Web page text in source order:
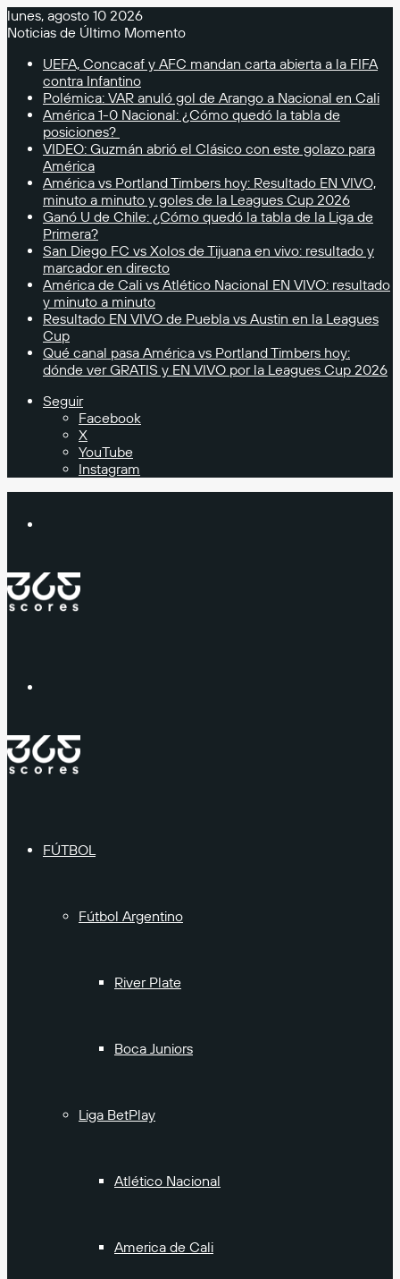
lunes, agosto 10 2026
Noticias de Último Momento
UEFA, Concacaf y AFC mandan carta abierta a la FIFA
contra Infantino
Polémica: VAR anuló gol de Arango a Nacional en Cali
América 1-0 Nacional: ¿Cómo quedó la tabla de
posiciones?
VIDEO: Guzmán abrió el Clásico con este golazo para
América
América vs Portland Timbers hoy: Resultado EN VIVO,
minuto a minuto y goles de la Leagues Cup 2026
Ganó U de Chile: ¿Cómo quedó la tabla de la Liga de
Primera?
San Diego FC vs Xolos de Tijuana en vivo: resultado y
marcador en directo
América de Cali vs Atlético Nacional EN VIVO: resultado
y minuto a minuto
Resultado EN VIVO de Puebla vs Austin en la Leagues
Cup
Qué canal pasa América vs Portland Timbers hoy:
dónde ver GRATIS y EN VIVO por la Leagues Cup 2026
Seguir
Facebook
X
YouTube
Instagram
FÚTBOL
Fútbol Argentino
River Plate
Boca Juniors
Liga BetPlay
Atlético Nacional
America de Cali